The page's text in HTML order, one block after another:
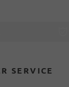
SERVICE